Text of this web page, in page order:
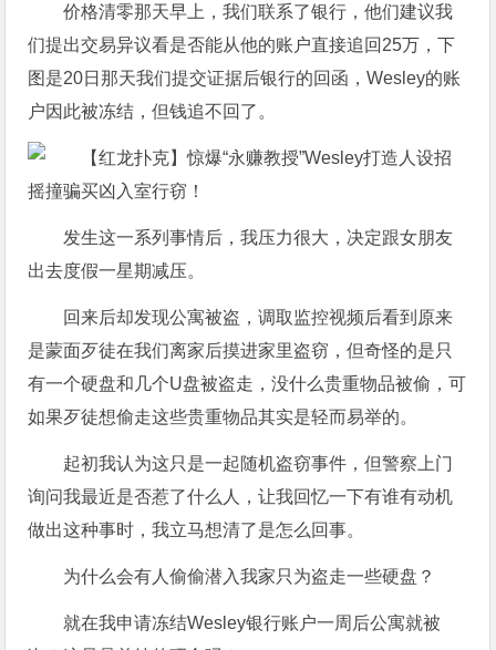
价格清零那天早上，我们联系了银行，他们建议我
们提出交易异议看是否能从他的账户直接追回25万，下
图是20日那天我们提交证据后银行的回函，Wesley的账
户因此被冻结，但钱追不回了。
发生这一系列事情后，我压力很大，决定跟女朋友
出去度假一星期减压。
回来后却发现公寓被盗，调取监控视频后看到原来
是蒙面歹徒在我们离家后摸进家里盗窃，但奇怪的是只
有一个硬盘和几个U盘被盗走，没什么贵重物品被偷，可
如果歹徒想偷走这些贵重物品其实是轻而易举的。
起初我认为这只是一起随机盗窃事件，但警察上门
询问我最近是否惹了什么人，让我回忆一下有谁有动机
做出这种事时，我立马想清了是怎么回事。
为什么会有人偷偷潜入我家只为盗走一些硬盘？
就在我申请冻结Wesley银行账户一周后公寓就被